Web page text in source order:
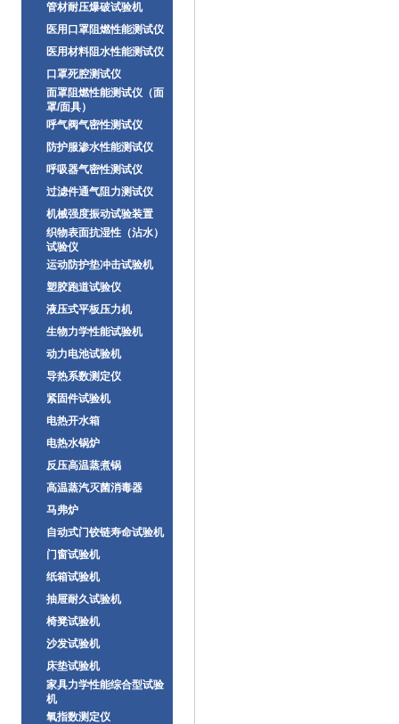
管材耐压爆破试验机
医用口罩阻燃性能测试仪
医用材料阻水性能测试仪
口罩死腔测试仪
面罩阻燃性能测试仪（面
罩/面具）
呼气阀气密性测试仪
防护服渗水性能测试仪
呼吸器气密性测试仪
过滤件通气阻力测试仪
机械强度振动试验装置
织物表面抗湿性（沾水）
试验仪
运动防护垫冲击试验机
塑胶跑道试验仪
液压式平板压力机
生物力学性能试验机
动力电池试验机
导热系数测定仪
紧固件试验机
电热开水箱
电热水锅炉
反压高温蒸煮锅
高温蒸汽灭菌消毒器
马弗炉
自动式门铰链寿命试验机
门窗试验机
纸箱试验机
抽屉耐久试验机
椅凳试验机
沙发试验机
床垫试验机
家具力学性能综合型试验
机
氧指数测定仪